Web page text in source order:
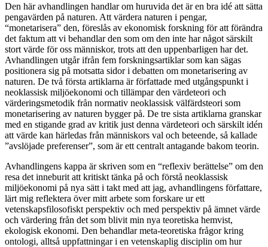
Den här avhandlingen handlar om huruvida det är en bra idé att sätta
pengavärden på naturen. Att värdera naturen i pengar,
“monetarisera” den, föreslås av ekonomisk forskning för att förändra
det faktum att vi behandlar den som om den inte har något särskilt
stort värde för oss människor, trots att den uppenbarligen har det.
Avhandlingen utgår ifrån fem forskningsartiklar som kan sägas
positionera sig på motsatta sidor i debatten om monetarisering av
naturen. De två första artiklarna är författade med utgångspunkt i
neoklassisk miljöekonomi och tillämpar den värdeteori och
värderingsmetodik från normativ neoklassisk välfärdsteori som
monetarisering av naturen bygger på. De tre sista artiklarna granskar
med en stigande grad av kritik just denna värdeteori och särskilt idén
att värde kan härledas från människors val och beteende, så kallade
”avslöjade preferenser”, som är ett centralt antagande bakom teorin.
Avhandlingens kappa är skriven som en “reflexiv berättelse” om den
resa det inneburit att kritiskt tänka på och förstå neoklassisk
miljöekonomi på nya sätt i takt med att jag, avhandlingens författare,
lärt mig reflektera över mitt arbete som forskare ur ett
vetenskapsfilosofiskt perspektiv och med perspektiv på ämnet värde
och värdering från det som blivit min nya teoretiska hemvist,
ekologisk ekonomi. Den behandlar meta-teoretiska frågor kring
ontologi, alltså uppfattningar i en vetenskaplig disciplin om hur